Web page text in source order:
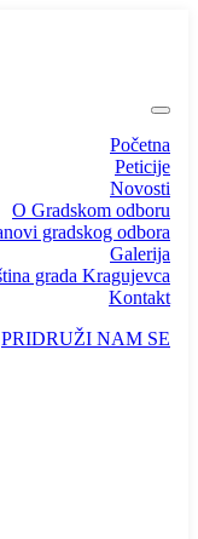
Početna
Peticije
Novosti
O Gradskom odboru
gradskog odbora
Galerija
grada Kragujevca
Kontakt
PRIDRUŽI NAM SE